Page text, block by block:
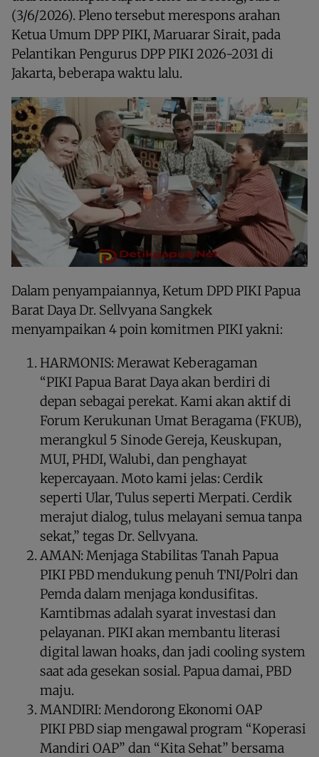
(3/6/2026). Pleno tersebut merespons arahan
Ketua Umum DPP PIKI, Maruarar Sirait, pada
Pelantikan Pengurus DPP PIKI 2026-2031 di
Jakarta, beberapa waktu lalu.
Dalam penyampaiannya, Ketum DPD PIKI Papua
Barat Daya Dr. Sellvyana Sangkek
menyampaikan 4 poin komitmen PIKI yakni:
HARMONIS: Merawat Keberagaman
“PIKI Papua Barat Daya akan berdiri di
depan sebagai perekat. Kami akan aktif di
Forum Kerukunan Umat Beragama (FKUB),
merangkul 5 Sinode Gereja, Keuskupan,
MUI, PHDI, Walubi, dan penghayat
kepercayaan. Moto kami jelas: Cerdik
seperti Ular, Tulus seperti Merpati. Cerdik
merajut dialog, tulus melayani semua tanpa
sekat,” tegas Dr. Sellvyana.
AMAN: Menjaga Stabilitas Tanah Papua
PIKI PBD mendukung penuh TNI/Polri dan
Pemda dalam menjaga kondusifitas.
Kamtibmas adalah syarat investasi dan
pelayanan. PIKI akan membantu literasi
digital lawan hoaks, dan jadi cooling system
saat ada gesekan sosial. Papua damai, PBD
maju.
MANDIRI: Mendorong Ekonomi OAP
PIKI PBD siap mengawal program “Koperasi
Mandiri OAP” dan “Kita Sehat” bersama